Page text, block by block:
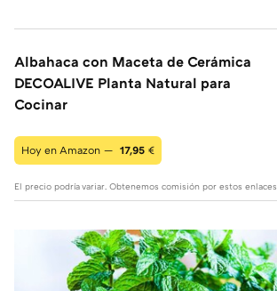
Albahaca con Maceta de Cerámica
DECOALIVE Planta Natural para
Cocinar
Hoy en Amazon — 17,95 €
El precio podría variar. Obtenemos comisión por estos enlaces